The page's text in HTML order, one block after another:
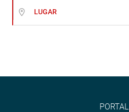
LUGAR
PORTAL